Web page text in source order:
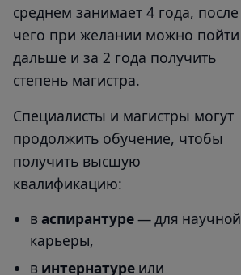
среднем занимает 4 года, после
чего при желании можно пойти
дальше и за 2 года получить
степень магистра.
Специалисты и магистры могут
продолжить обучение, чтобы
получить высшую
квалификацию:
в аспирантуре— для научной
карьеры,
в интернатуре или